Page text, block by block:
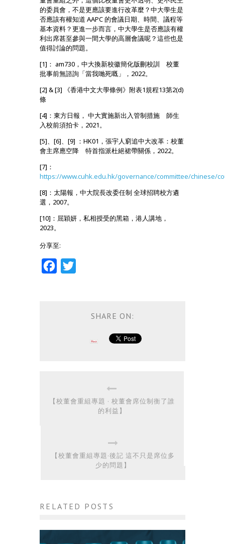
的委員會，不是更應該要進行改革麼？中大學生是
否應該有權知道 AAPC 的會議日期、時間、議程等
基本資料？更進一步而言，中大學生是否應該有權
利出席甚至參與一間大學的高層會議呢？這些也是
值得討論的問題。
[1]： am730，中大換新校徽簡化版刪校訓 校董
批事前無諮詢「當我哋死嘅」，2022。
[2] & [3] 《香港中文大學條例》附表1規程13第2(d)
條
[4]：東方日報， 中大實施新出入管制措施 師生
入校前須拍卡，2021。
[5]、[6]、[9] ：HK01，張宇人窮追中大改革：校董
會主席應空降 特首指派杜絕裙帶關係，2022。
[7]：
https://www.cuhk.edu.hk/governance/committee/chinese/
[8]：太陽報，中大院長改委任制 全球招聘校方遴
選，2007。
[10]：屈穎妍，私相授受的黑箱，港人講地，
2023。
分享至:
Facebook
SHARE ON:
【校董會重組專題 · 校董會席位制衡了誰
的利益】
【校董會重組專題·後記 這不只是席位多
少的問題】
RELATED POSTS